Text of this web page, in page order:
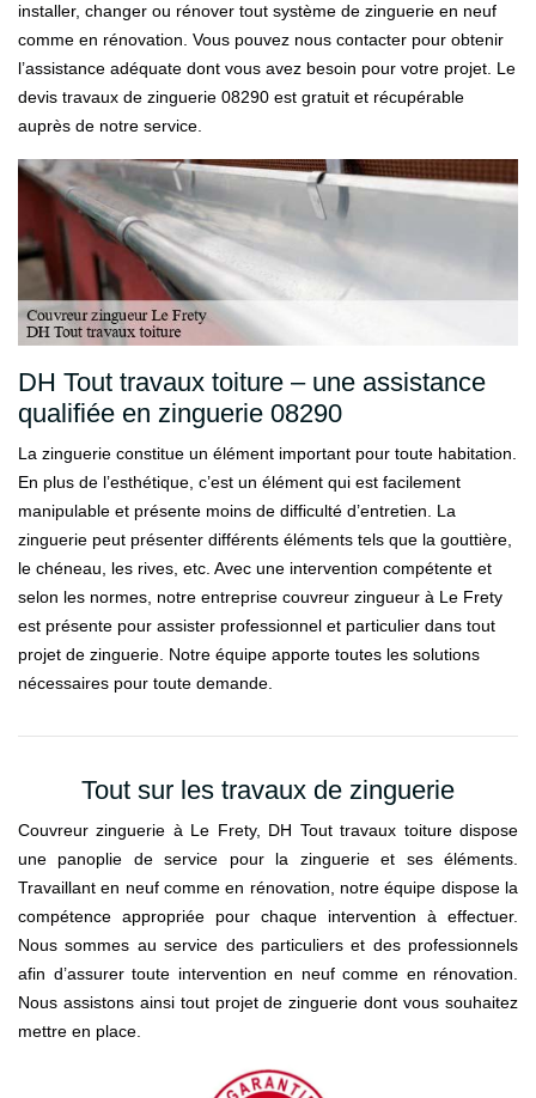
installer, changer ou rénover tout système de zinguerie en neuf
comme en rénovation. Vous pouvez nous contacter pour obtenir
l’assistance adéquate dont vous avez besoin pour votre projet. Le
devis travaux de zinguerie 08290 est gratuit et récupérable
auprès de notre service.
DH Tout travaux toiture – une assistance
qualifiée en zinguerie 08290
La zinguerie constitue un élément important pour toute habitation.
En plus de l’esthétique, c’est un élément qui est facilement
manipulable et présente moins de difficulté d’entretien. La
zinguerie peut présenter différents éléments tels que la gouttière,
le chéneau, les rives, etc. Avec une intervention compétente et
selon les normes, notre entreprise couvreur zingueur à Le Frety
est présente pour assister professionnel et particulier dans tout
projet de zinguerie. Notre équipe apporte toutes les solutions
nécessaires pour toute demande.
Tout sur les travaux de zinguerie
Couvreur zinguerie à Le Frety, DH Tout travaux toiture dispose
une panoplie de service pour la zinguerie et ses éléments.
Travaillant en neuf comme en rénovation, notre équipe dispose la
compétence appropriée pour chaque intervention à effectuer.
Nous sommes au service des particuliers et des professionnels
afin d’assurer toute intervention en neuf comme en rénovation.
Nous assistons ainsi tout projet de zinguerie dont vous souhaitez
mettre en place.